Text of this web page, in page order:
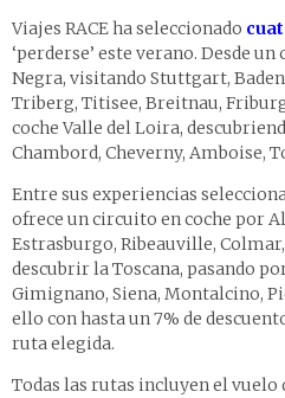
Viajes RACE ha seleccionado
‘perderse’ este verano. Desde
Negra, visitando Stuttgart,
Triberg, Titisee, Breitnau,
coche Valle del Loira,
Chambord, Cheverny, Amboise,
Entre sus experiencias
ofrece un circuito en coche por
Estrasburgo, Ribeauville,
descubrir la Toscana, pasando
Gimignano, Siena, Montalcino,
ello con hasta un 7% de
ruta elegida.
Todas las rutas incluyen el vuelo